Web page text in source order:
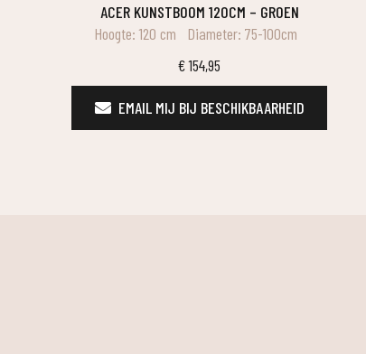
ACER KUNSTBOOM 120CM – GROEN
Hoogte: 120 cm
Diameter: 75-100cm
€154,95
EMAIL MIJ BIJ BESCHIKBAARHEID